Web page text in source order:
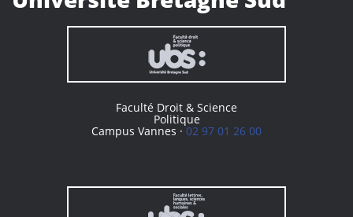
Faculté Droit & Science
Politique
Campus Vannes ·02 97 01 26 00